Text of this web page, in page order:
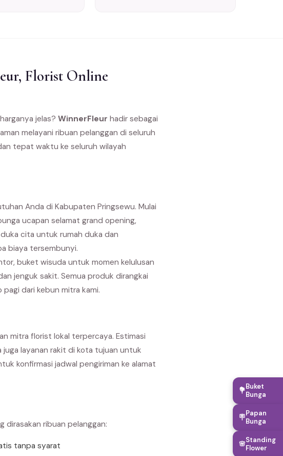
Florist Online
jelas? WinnerFleur hadir sebagai
melayani ribuan pelanggan di seluruh
tepat waktu ke seluruh wilayah
Anda di Kabupaten Pringsewu. Mulai
ucapan selamat grand opening,
cita untuk rumah duka dan
biaya tersembunyi.
buket wisuda untuk momen kelulusan
jenguk sakit. Semua produk dirangkai
dari kebun mitra kami.
mitra florist lokal terpercaya. Estimasi
layanan rakit di kota tujuan untuk
konfirmasi jadwal pengiriman ke alamat
dirasakan ribuan pelanggan:
tanpa syarat
💐Buket
Bunga
🪧Papan
Bunga
🌸Standing
Flower